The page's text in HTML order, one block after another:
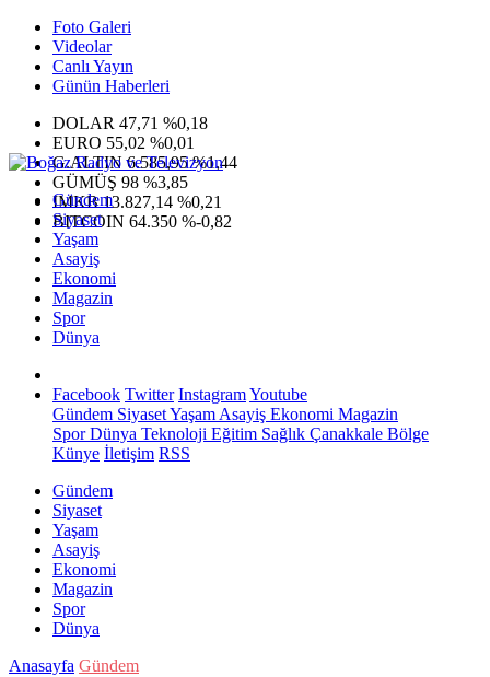
Foto Galeri
Videolar
Canlı Yayın
Günün Haberleri
DOLAR 47,71 %0,18
EURO 55,02 %0,01
G.ALTIN6.585,95 %1,44
GÜMÜŞ 98 %3,85
IMKB13.827,14 %0,21
BITCOIN 64.350 %-0,82
Gündem
Siyaset
Yaşam
Asayiş
Ekonomi
Magazin
Spor
Dünya
Facebook Twitter InstagramYoutube
Gündem SiyasetYaşam Asayiş Ekonomi Magazin
SporDünya Teknoloji Eğitim Sağlık Çanakkale Bölge
Künye İletişim RSS
Gündem
Siyaset
Yaşam
Asayiş
Ekonomi
Magazin
Spor
Dünya
Anasayfa Gündem